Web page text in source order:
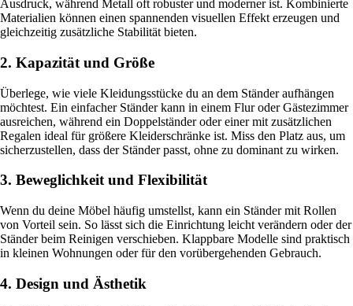
Ausdruck, während Metall oft robuster und moderner ist. Kombinierte
Materialien können einen spannenden visuellen Effekt erzeugen und
gleichzeitig zusätzliche Stabilität bieten.
2. Kapazität und Größe
Überlege, wie viele Kleidungsstücke du an dem Ständer aufhängen
möchtest. Ein einfacher Ständer kann in einem Flur oder Gästezimmer
ausreichen, während ein Doppelständer oder einer mit zusätzlichen
Regalen ideal für größere Kleiderschränke ist. Miss den Platz aus, um
sicherzustellen, dass der Ständer passt, ohne zu dominant zu wirken.
3. Beweglichkeit und Flexibilität
Wenn du deine Möbel häufig umstellst, kann ein Ständer mit Rollen
von Vorteil sein. So lässt sich die Einrichtung leicht verändern oder der
Ständer beim Reinigen verschieben. Klappbare Modelle sind praktisch
in kleinen Wohnungen oder für den vorübergehenden Gebrauch.
4. Design und Ästhetik